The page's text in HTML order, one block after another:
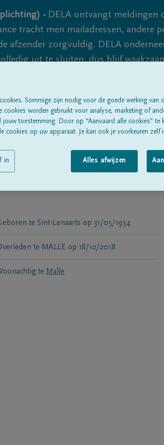
- DELA ontvangt meldingen
tracht men mailadressen, andere
afzender zorgvuldig. DELA
uit te sluiten, dus blijf
Alle rouwberichten
te Sint-Lenaarts op 31/05/1934
te MALLE op 18/12/2018
te Malle
Sommige zijn nodig voor de goede werking van
cookies worden gebruikt voor analyse, marketing of
jouw toestemming. Door op “Aanvaard alle cookies” te
cookies op uw apparaat. Je kan ook je voorkeuren zelf
Alles afwijzen
in